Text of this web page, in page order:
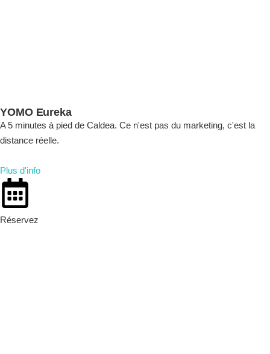
YOMO Eureka
A 5 minutes à pied de Caldea. Ce n'est pas du marketing, c'est la
distance réelle.
Plus d'info
Réservez